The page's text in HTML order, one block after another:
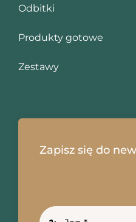
Odbitki
Produkty gotowe
Zestawy
Zapisz się do